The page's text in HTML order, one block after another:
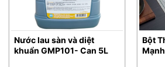
Nước lau sàn và diệt
khuẩn GMP101- Can 5L
Bột
Mạnh